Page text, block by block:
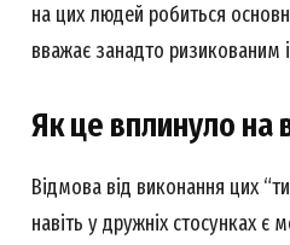
на цих людей робиться
вважає занадто ризикованим
Як це вплинуло на
Відмова від виконання цих
навіть у дружніх стосунках є